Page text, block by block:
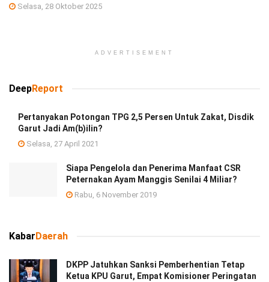
Selasa, 28 Oktober 2025
ADVERTISEMENT
DeepReport
Pertanyakan Potongan TPG 2,5 Persen Untuk Zakat, Disdik
Garut Jadi Am(b)ilin?
Selasa, 27 April 2021
Siapa Pengelola dan Penerima Manfaat CSR
Peternakan Ayam Manggis Senilai 4 Miliar?
Rabu, 6 November 2019
KabarDaerah
DKPP Jatuhkan Sanksi Pemberhentian Tetap
Ketua KPU Garut, Empat Komisioner Peringatan